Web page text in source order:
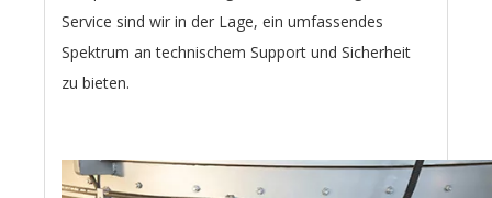
Service sind wir in der Lage, ein umfassendes
Spektrum an technischem Support und Sicherheit
zu bieten.